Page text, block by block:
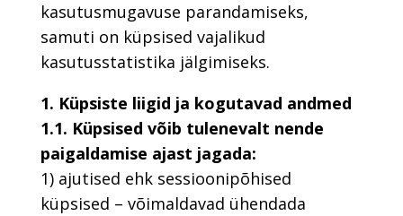
kasutusmugavuse parandamiseks,
samuti on küpsised vajalikud
kasutusstatistika jälgimiseks.
1. Küpsiste liigid ja kogutavad andmed
1.1. Küpsised võib tulenevalt nende
paigaldamise ajast jagada:
1) ajutised ehk sessioonipõhised
küpsised – võimaldavad ühendada